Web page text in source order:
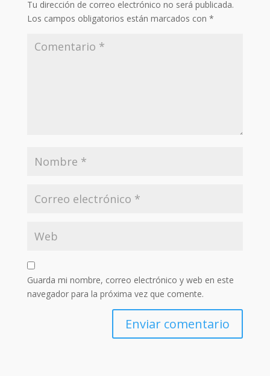
Tu dirección de correo electrónico no será publicada.
Los campos obligatorios están marcados con *
Guarda mi nombre, correo electrónico y web en este
navegador para la próxima vez que comente.
Enviar comentario